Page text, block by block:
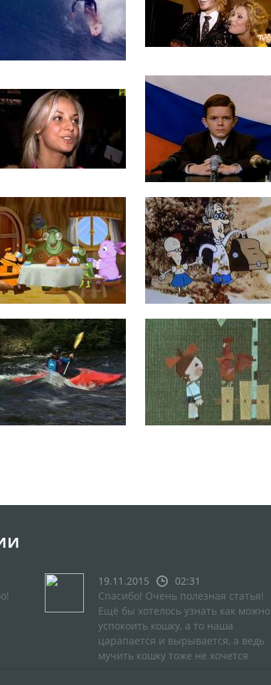
19.11.2015
02:31
Спасибо! Очень полезная статья!
Ещё бы хотелось узнать как можно
успокоить кошку, а то наша
царапается и вырывается, а ведь
мучить кошку тоже не хочется